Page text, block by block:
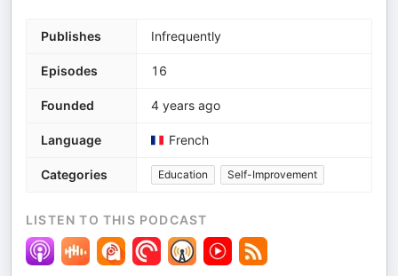
Publishes Infrequently
Episodes 16
Founded 4 years ago
Language French
Categories Education Self-Improvement
LISTEN TO THIS PODCAST